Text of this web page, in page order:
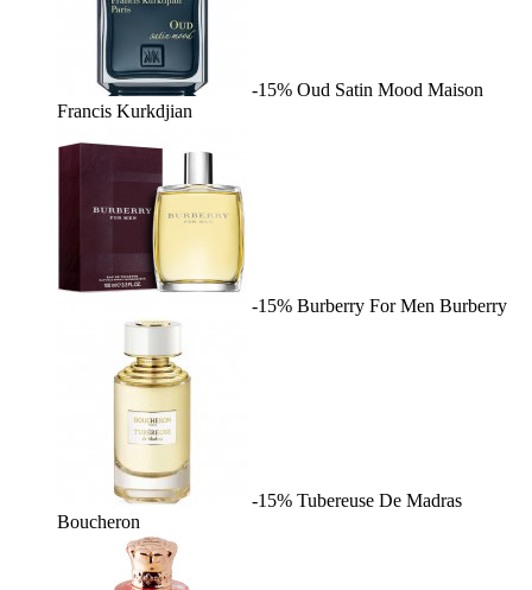
-15% Oud Satin Mood Maison
Francis Kurkdjian
-15% Burberry For Men Burberry
-15% Tubereuse De Madras
Boucheron